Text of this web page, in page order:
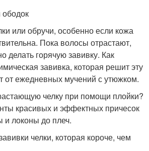
или обручи, особенно если кожа
Пока волосы отрастают,
делать горячую завивку. Как
завивка, которая решит эту
от ежедневных мучений с утюжком.
челку при помощи плойки?
красивых и эффектных причесок
локоны до плеч.
челки, которая короче, чем